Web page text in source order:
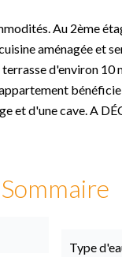
Au 2ème
aménagée et
d'environ 10
et d'une cave. A
Sommaire
Type